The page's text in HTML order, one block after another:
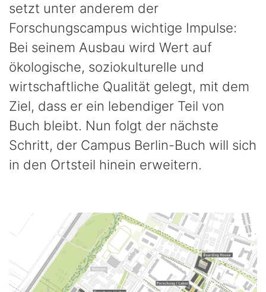
setzt unter anderem der
Forschungscampus wichtige Impulse:
Bei seinem Ausbau wird Wert auf
ökologische, soziokulturelle und
wirtschaftliche Qualität gelegt, mit dem
Ziel, dass er ein lebendiger Teil von
Buch bleibt. Nun folgt der nächste
Schritt, der Campus Berlin-Buch will sich
in den Ortsteil hinein erweitern.